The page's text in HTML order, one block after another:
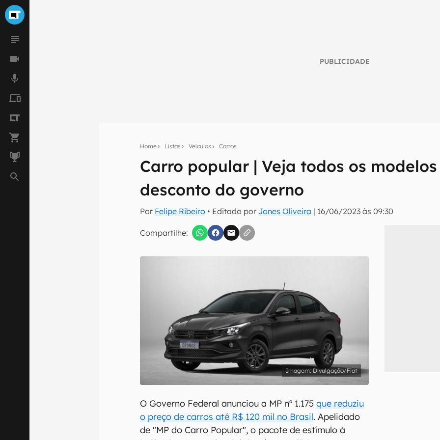
PUBLICIDADE
Home Listas Veículos Carros
Carro popular | Veja todos os
desconto do governo
Por Felipe Ribeiro • Editado por Jones Oliveira | 16/06/2023 às 09:30
Compartilhe:
Seu resumo inteligente do mundo tech!
Assine a newsletter do Canaltech e receba notícias e reviews sobre tecnologia
Confirmo que li, aceito e concordo com os Termos de Uso e Política de Privacidade do
Divulgação/Fiat
O Governo Federal anunciou a MP nº 1.175que reduziu
o preço de carros até R$ 120 mil no Brasil. Apelidado
de "MP do Carro Popular", o pacote de estímulo à